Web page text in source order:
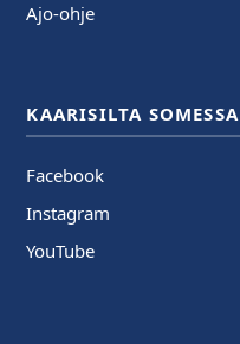
Ajo-ohje
KAARISILTA SOMESSA
Facebook
Instagram
YouTube